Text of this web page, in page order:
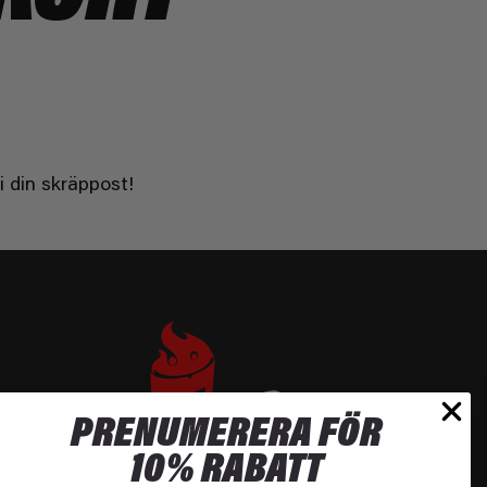
skräppost!
PRENUMERERA FÖR
10% RABATT